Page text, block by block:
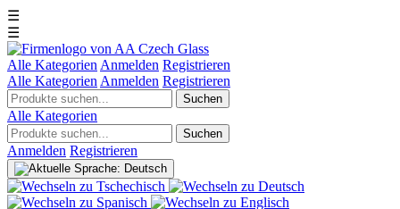
☰
☰
Alle Kategorien Anmelden Registrieren
Alle Kategorien Anmelden Registrieren
Suchen
Alle Kategorien
Suchen
Anmelden Registrieren